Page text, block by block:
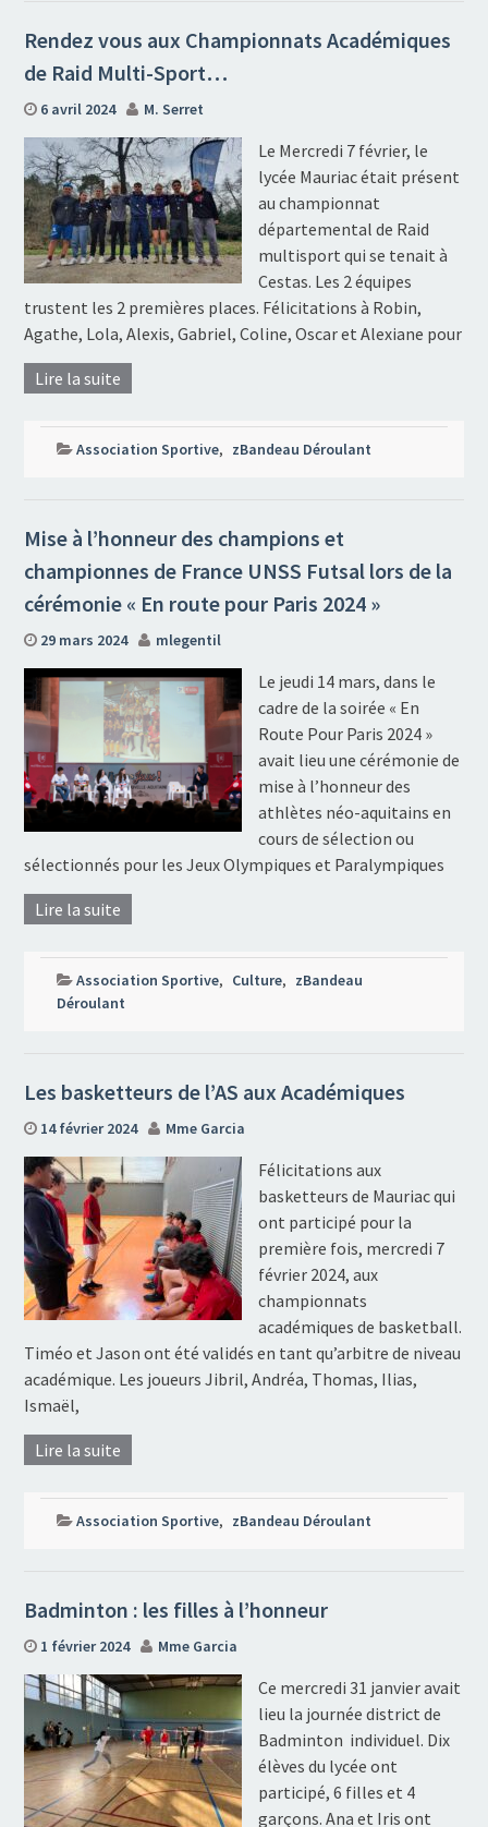
Rendez vous aux Championnats Académiques
de Raid Multi-Sport…
6 avril 2024 M. Serret
Le Mercredi 7 février, le
lycée Mauriac était présent
au championnat
départemental de Raid
multisport qui se tenait à
Cestas. Les 2 équipes
trustent les 2 premières places. Félicitations à Robin,
Agathe, Lola, Alexis, Gabriel, Coline, Oscar et Alexiane pour
Lire la suite
Association Sportive, zBandeau Déroulant
Mise à l’honneur des champions et
championnes de France UNSS Futsal lors de la
cérémonie « En route pour Paris 2024 »
29 mars 2024 mlegentil
Le jeudi 14 mars, dans le
cadre de la soirée « En
Route Pour Paris 2024 »
avait lieu une cérémonie de
mise à l’honneur des
athlètes néo-aquitains en
cours de sélection ou
sélectionnés pour les Jeux Olympiques et Paralympiques
Lire la suite
Association Sportive, Culture, zBandeau
Déroulant
Les basketteurs de l’AS aux Académiques
14 février 2024 Mme Garcia
Félicitations aux
basketteurs de Mauriac qui
ont participé pour la
première fois, mercredi 7
février 2024, aux
championnats
académiques de basketball.
Timéo et Jason ont été validés en tant qu’arbitre de niveau
académique. Les joueurs Jibril, Andréa, Thomas, Ilias,
Ismaël,
Lire la suite
Association Sportive, zBandeau Déroulant
Badminton : les filles à l’honneur
1 février 2024 Mme Garcia
Ce mercredi 31 janvier avait
lieu la journée district de
Badminton individuel. Dix
élèves du lycée ont
participé, 6 filles et 4
garçons. Ana et Iris ont